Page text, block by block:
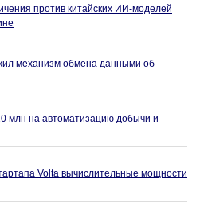
против китайских ИИ-моделей
механизм обмена данными об
млн на автоматизацию добычи и
Volta вычислительные мощности